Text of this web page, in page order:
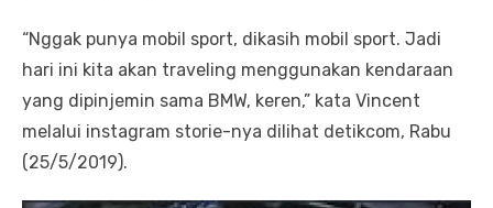
“Nggak punya mobil sport, dikasih mobil sport. Jadi
hari ini kita akan traveling menggunakan kendaraan
yang dipinjemin sama BMW, keren,” kata Vincent
melalui instagram storie-nya dilihat detikcom, Rabu
(25/5/2019).